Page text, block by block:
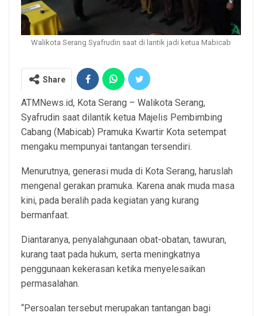
Walikota Serang Syafrudin saat di lantik jadi ketua Mabicab
Share
ATMNews.id, Kota Serang – Walikota Serang,
Syafrudin saat dilantik ketua Majelis Pembimbing
Cabang (Mabicab) Pramuka Kwartir Kota setempat
mengaku mempunyai tantangan tersendiri.
Menurutnya, generasi muda di Kota Serang, haruslah
mengenal gerakan pramuka. Karena anak muda masa
kini, pada beralih pada kegiatan yang kurang
bermanfaat.
Diantaranya, penyalahgunaan obat-obatan, tawuran,
kurang taat pada hukum, serta meningkatnya
penggunaan kekerasan ketika menyelesaikan
permasalahan.
“Persoalan tersebut merupakan tantangan bagi